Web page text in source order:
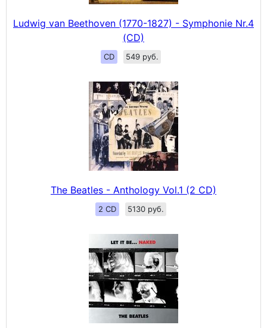
Ludwig van Beethoven (1770-1827) - Symphonie Nr.4
(CD)
CD 549 руб.
The Beatles - Anthology Vol.1 (2 CD)
2 CD 5130 руб.